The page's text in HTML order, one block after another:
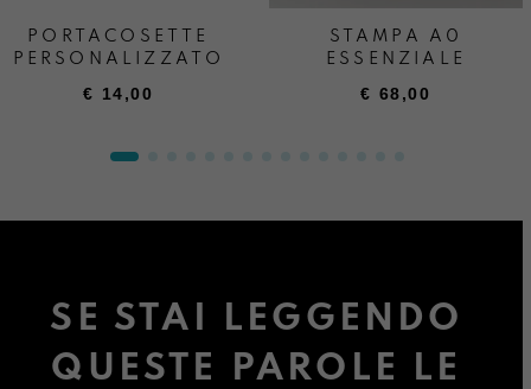
PORTACOSETTE
PERSONALIZZATO
€ 14,00
STAMPA A0
ESSENZIALE
€ 68,00
SE STAI LEGGENDO
QUESTE PAROLE LE